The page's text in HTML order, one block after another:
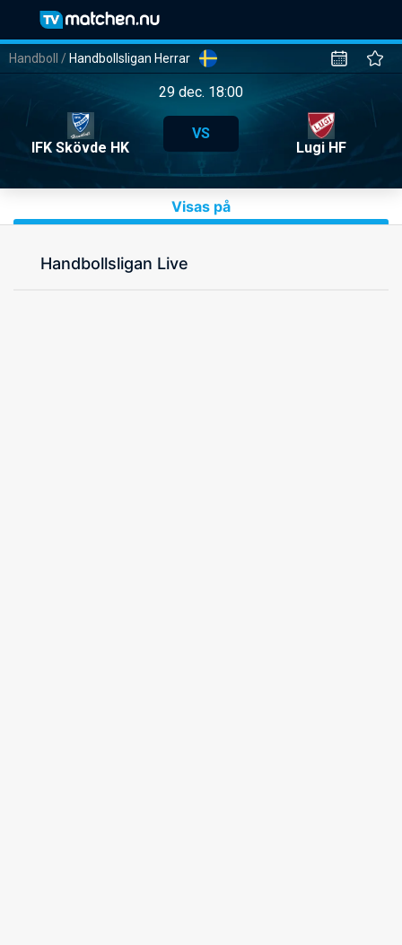
Handboll / Handbollsligan Herrar
29 dec. 18:00
IFK Skövde HK
VS
Lugi HF
Visas på
Handbollsligan Live